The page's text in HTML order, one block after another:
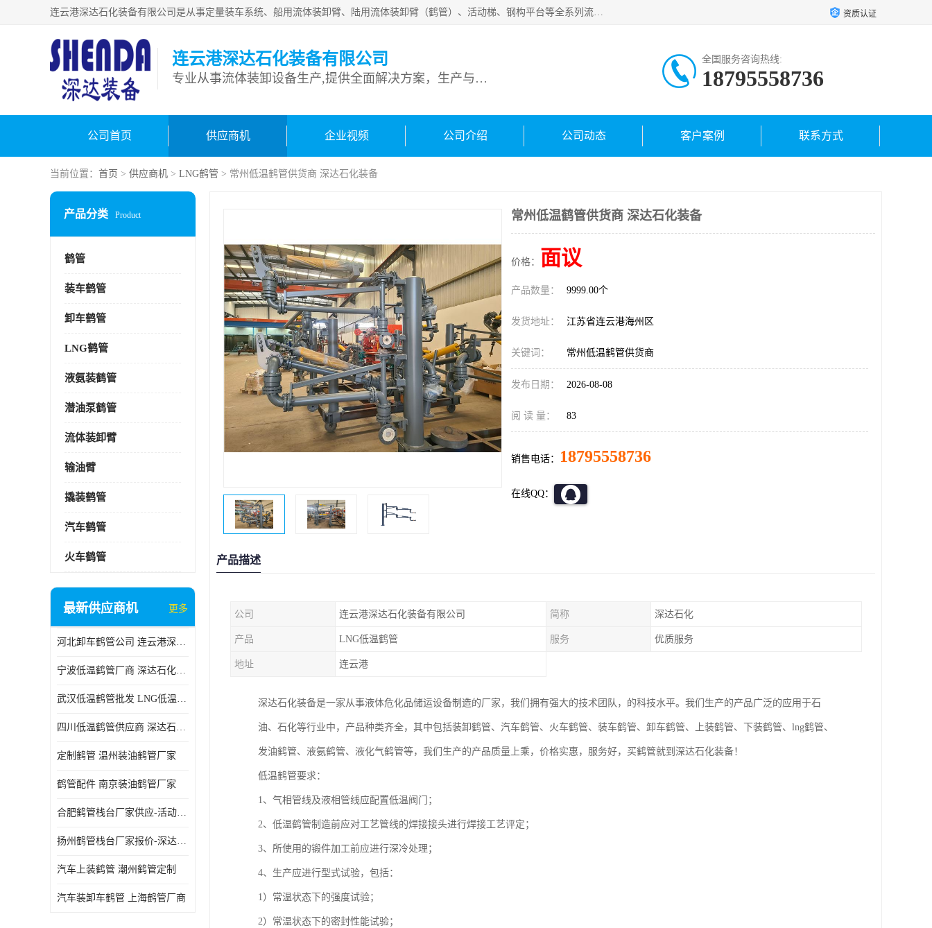
连云港深达石化装备有限公司是从事定量装车系统、船用流体装卸臂、陆用流体装卸臂（鹤管）、活动梯、钢构平台等全系列流体装卸设备的设计、制造、销售以及服务的专业供应商。公司始终以客户为中心，密切跟踪国内外油气储运及装卸设备先进技术的发展，以先进的技术、优质的产品、一流的服务，满足客户需求。 资质认证
连云港深达石化装备有限公司
专业从事流体装卸设备生产,提供全面解决方案，生产与定制服务
全国服务咨询热线:
18795558736
公司首页 供应商机 企业视频 公司介绍 公司动态 客户案例 联系方式
当前位置： 首页 > 供应商机 > LNG鹤管 > 常州低温鹤管供货商 深达石化装备
产品分类 Product
鹤管
装车鹤管
卸车鹤管
LNG鹤管
液氨装鹤管
潜油泵鹤管
流体装卸臂
输油臂
撬装鹤管
汽车鹤管
火车鹤管
最新供应商机 更多
河北卸车鹤管公司 连云港深达石化装备有限公司
宁波低温鹤管厂商 深达石化装备有限公司
武汉低温鹤管批发 LNG低温鹤管生产商
四川低温鹤管供应商 深达石化装备
定制鹤管 温州装油鹤管厂家
鹤管配件 南京装油鹤管厂家
合肥鹤管栈台厂家供应-活动梯栈台厂商
扬州鹤管栈台厂家报价-深达石化装备有限公司
汽车上装鹤管 潮州鹤管定制
汽车装卸车鹤管 上海鹤管厂商
常州低温鹤管供货商 深达石化装备
价格： 面议
产品数量： 9999.00个
发货地址： 江苏省连云港海州区
关键词： 常州低温鹤管供货商
发布日期： 2026-08-08
阅 读 量： 83
销售电话： 18795558736
在线QQ：
产品描述
公司 连云港深达石化装备有限公司 简称 深达石化
产品 LNG低温鹤管 服务 优质服务
地址 连云港
深达石化装备是一家从事液体危化品储运设备制造的厂家，我们拥有强大的技术团队，的科技水平。我们生产的产品广泛的应用于石
油、石化等行业中，产品种类齐全，其中包括装卸鹤管、汽车鹤管、火车鹤管、装车鹤管、卸车鹤管、上装鹤管、下装鹤管、lng鹤管、
发油鹤管、液氨鹤管、液化气鹤管等，我们生产的产品质量上乘，价格实惠，服务好，买鹤管就到深达石化装备！
低温鹤管要求：
1、气相管线及液相管线应配置低温阀门；
2、低温鹤管制造前应对工艺管线的焊接接头进行焊接工艺评定；
3、所使用的锻件加工前应进行深冷处理；
4、生产应进行型式试验，包括：
1）常温状态下的强度试验；
2）常温状态下的密封性能试验；